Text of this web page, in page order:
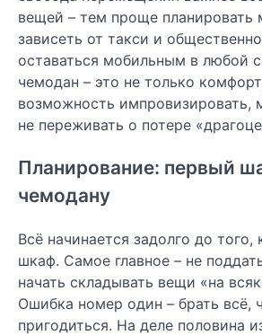
вещей – тем проще планировать
зависеть от такси и
оставаться мобильным в любой
чемодан – это не только
возможность импровизировать,
не переживать о потере
Планирование: первый
чемодану
Всё начинается задолго до того,
шкаф. Самое главное – не
начать складывать вещи «на
Ошибка номер один – брать всё,
пригодиться. На деле половина